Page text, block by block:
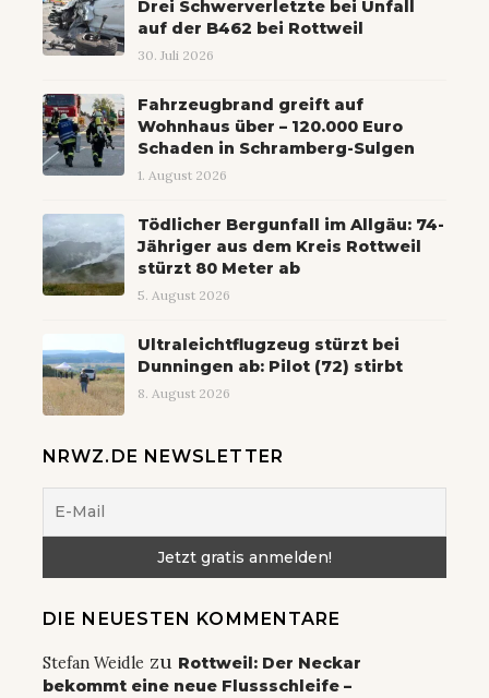
Drei Schwerverletzte bei Unfall
auf der B462 bei Rottweil
30. Juli 2026
Fahrzeugbrand greift auf
Wohnhaus über – 120.000 Euro
Schaden in Schramberg-Sulgen
1. August 2026
Tödlicher Bergunfall im Allgäu: 74-
Jähriger aus dem Kreis Rottweil
stürzt 80 Meter ab
5. August 2026
Ultraleichtflugzeug stürzt bei
Dunningen ab: Pilot (72) stirbt
8. August 2026
NRWZ.DE NEWSLETTER
DIE NEUESTEN KOMMENTARE
Stefan Weidle zu Rottweil: Der Neckar
bekommt eine neue Flussschleife –